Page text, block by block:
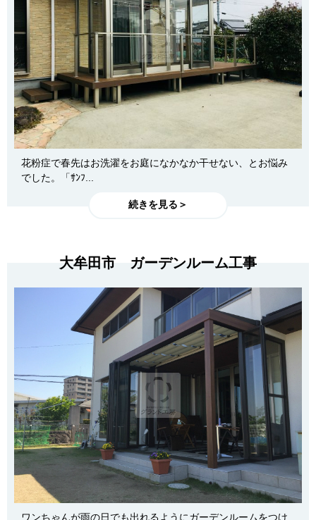
花粉症で春先はお洗濯をお庭になかなか干せない、とお悩み
でした。「ｻﾝﾌ...
続きを見る＞
大牟田市 ガーデンルーム工事
ワンちゃんが雨の日でも出れるようにガーデンルームをつけ